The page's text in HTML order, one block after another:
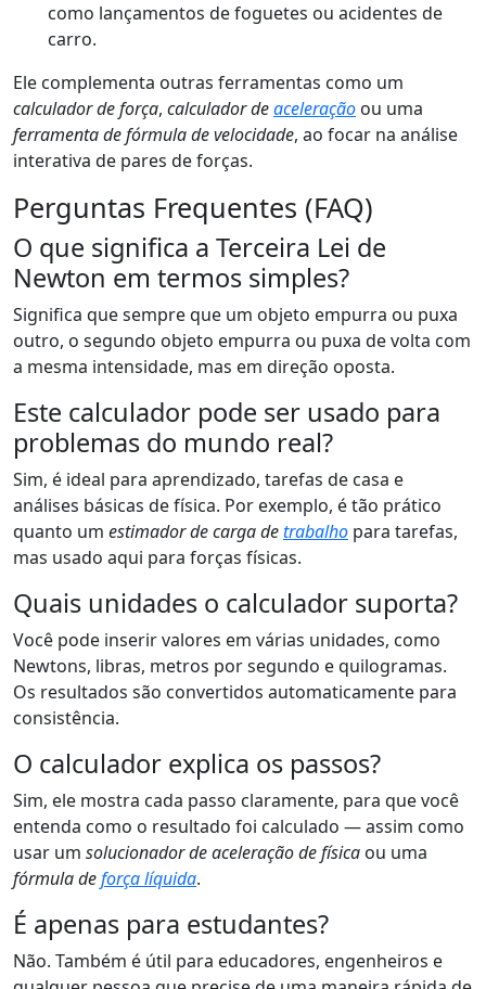
como lançamentos de foguetes ou acidentes de
carro.
Ele complementa outras ferramentas como um
calculador de força, calculador deaceleração ou uma
ferramenta de fórmula de velocidade, ao focar na análise
interativa de pares de forças.
Perguntas Frequentes (FAQ)
O que significa a Terceira Lei de
Newton em termos simples?
Significa que sempre que um objeto empurra ou puxa
outro, o segundo objeto empurra ou puxa de volta com
a mesma intensidade, mas em direção oposta.
Este calculador pode ser usado para
problemas do mundo real?
Sim, é ideal para aprendizado, tarefas de casa e
análises básicas de física. Por exemplo, é tão prático
quanto um estimador de carga detrabalho para tarefas,
mas usado aqui para forças físicas.
Quais unidades o calculador suporta?
Você pode inserir valores em várias unidades, como
Newtons, libras, metros por segundo e quilogramas.
Os resultados são convertidos automaticamente para
consistência.
O calculador explica os passos?
Sim, ele mostra cada passo claramente, para que você
entenda como o resultado foi calculado — assim como
usar um solucionador de aceleração de física ou uma
fórmula deforça líquida.
É apenas para estudantes?
Não. Também é útil para educadores, engenheiros e